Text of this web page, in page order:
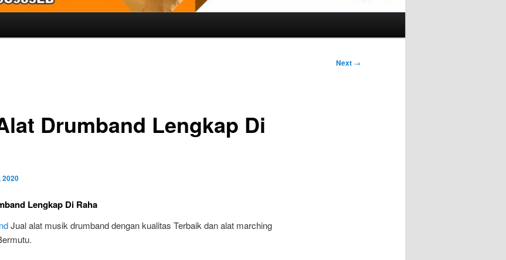
Next →
Drumband Lengkap Di
2020
Lengkap Di Raha
Jual alat musik drumband dengan kualitas Terbaik dan alat marching